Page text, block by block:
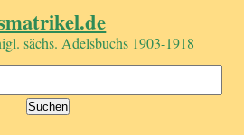
sächs. Adelsbuchs 1903-1918